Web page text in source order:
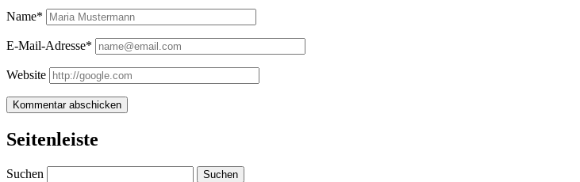
Name*
E-Mail-Adresse*
Website
Seitenleiste
Suchen